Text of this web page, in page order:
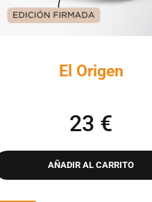
era: 28 €.
actual es: 26 €.
El Origen
23 €
AÑADIR AL CARRITO